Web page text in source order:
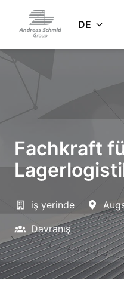
springenStartseite DE
Fachkraft
iş yerinde
Davranış